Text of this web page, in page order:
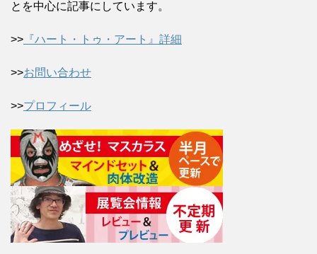
とを中心に記事にしています。
>> 『ハート・トゥ・アート』詳細
>>お問い合わせ
>>プロフィール